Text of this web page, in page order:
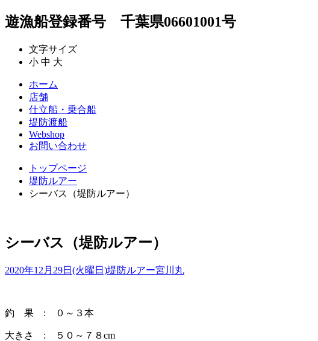
遊漁船登録番号 千葉県06601001号
文字サイズ
小 中 大
ホーム
店舗
仕立船・乗合船
堤防渡船
Webshop
お問い合わせ
トップページ
堤防ルアー
シーバス（堤防ルアー）
シーバス（堤防ルアー）
2020年12月29日(火曜日)堤防ルアー宮川丸
釣 果 : ０～３本
大きさ : ５０～７８cm